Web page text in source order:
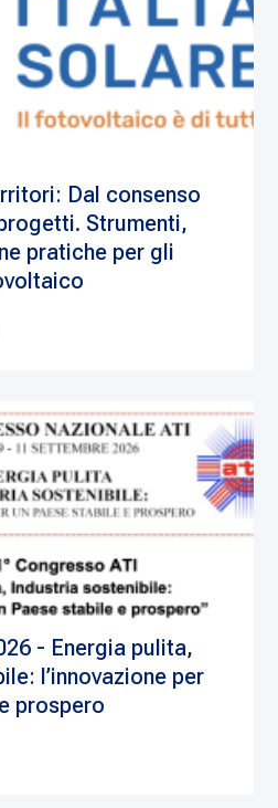
Dal consenso
Strumenti,
pratiche per gli
- Energia pulita,
l’innovazione per
prospero